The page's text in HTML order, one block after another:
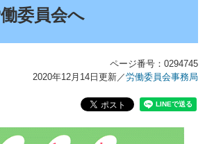
委員会へ
ページ番号：0294745
2020年12月14日更新／労働委員会事務局